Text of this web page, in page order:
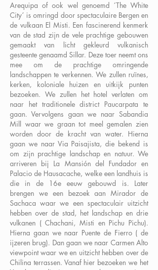
Arequipa of ook wel genoemd ´The White
City´ is omringd door spectaculaire Bergen en
de vulkaan El Misti. Een fascinerend kenmerk
van de stad zijn de vele prachtige gebouwen
gemaakt van licht gekleurd vulkanisch
gesteente genaamd Sillar. Deze toer neemt ons
mee om de prachtige omringende
landschappen te verkennen. We zullen ruïnes,
kerken, koloniale huizen en uitkijk punten
bezoeken. We zullen het hotel verlaten om
naar het traditionele district Paucarpata te
gaan. Vervolgens gaan we naar Sabandia
Mill waar we graan tot meel gemalen zien
worden door de kracht van water. Hierna
gaan we naar Via Paisajista, die bekend is
om zijn prachtige landschap en natuur. We
arriveren bij La Mansión del Fundador en
Palacio de Hausacache, welke een landhuis is
die in de 16e eeuw gebouwd is. Later
brengen we een bezoek aan Mirador de
Sachaca waar we een spectaculair uitzicht
hebben over de stad, het landschap en drie
vulkanen ( Chachani, Misti en Pichu Pichu).
Hierna gaan we naar Puente de Fierro ( de
ijzeren brug). Dan gaan we naar Carmen Alto
viewpoint waar we en uitzicht hebben over de
Chilina terrassen. Vanaf hier bezoeken we het